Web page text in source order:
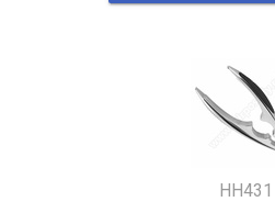
HH431